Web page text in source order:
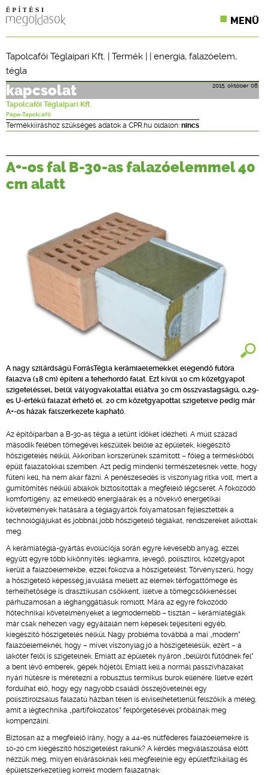
MENÜ
CPR TERMÉKKIÍRÁS
ÉPÍTÉSI JOG
ONLINE KÉPZÉSEK
Tapolcafői Téglaipari Kft. | Termék | | energia, falazóelem,
tégla
2015. október 08.
kapcsolat
Tapolcafői Téglaipari Kft.
Pápa-Tapolcafő
Termékkiíráshoz szükséges adatok a CPR.hu oldalon: nincs
A+-os fal B-30-as falazóelemmel 40
cm alatt
A nagy szilárdságú ForrásTégla kerámiaelemekkel elegendő futóra
falazva (18 cm) építeni a teherhordó falat. Ezt kívül 10 cm kőzetgyapot
szigeteléssel, belül vályogvakolattal ellátva 30 cm összvastagságú, 0,29-
es U-értékű falazat érhető el. 20 cm kőzetgyapottal szigetelve pedig már
A+-os házak falszerkezete kapható.
Az építőiparban a B-30-as tégla a letűnt időket idézheti. A múlt század
második felében tömegével készültek belőle az épületek, kiegészítő
hőszigetelés nélkül. Akkoriban korszerűnek számított – főleg a terméskőből
épült falazatokkal szemben. Azt pedig mindenki természetesnek vette, hogy
fűteni kell, ha nem akar fázni. A penészesedés is viszonylag ritka volt, mert a
gumitömítés nélküli ablakok biztosították a megfelelő légcserét. A fokozódó
komfortigény, az emelkedő energiaárak és a növekvő energetikai
követelmények hatására a téglagyártók folyamatosan fejlesztették a
technológiájukat és jobbnál jobb hőszigetelő téglákat, rendszereket alkottak
meg.
A kerámiatégla-gyártás evolúciója során egyre kevesebb anyag, ezzel
együtt egyre több kikönnyítés: légkamra, levegő, polisztirol, kőzetgyapot
került a falazóelemekbe, ezzel fokozva a hőszigetelést. Törvényszerű, hogy
a hőszigetelő képesség javulása mellett az elemek térfogattömege és
terhelhetősége is drasztikusan csökkent, illetve a tömegcsökkenéssel
párhuzamosan a léghanggátlásuk romlott. Mára az egyre fokozódó
hőtechnikai követelményeket a legmodernebb – tisztán – kerámiatéglák
már csak nehezen vagy egyáltalán nem képesek teljesíteni egyéb,
kiegészítő hőszigetelés nélkül. Nagy probléma továbbá a mai „modern”
falazóelemeknél, hogy – mivel viszonylag jó a hőszigetelésük, ezért – a
lakótér felől is szigetelnek. Emiatt az épületek nyáron „belülről fűtődnek fel”
a bent lévő emberek, gépek hőjétől. Emiatt kell a normál passzívházakat
nyári hűtésre is méretezni a robusztus termikus burok ellenére. Illetve ezért
fordulhat elő, hogy egy nagyobb családi összejövetelnél egy
polisztirolzsalus falazatú házban télen is elviselhetetlenül felszökik a meleg,
amit a légtechnika „partifokozatos” felpörgetésével próbálnak meg
kompenzálni.
Biztosan az a megfelelő irány, hogy a 44-es nútféderes falazóelemekre is
10-20 cm kiegészítő hőszigetelést rakunk? A kérdés megválaszolása előtt
nézzük meg, milyen elvárásoknak kell megfelelnie egy épületfizikailag és
épületszerkezetileg korrekt modern falazatnak: